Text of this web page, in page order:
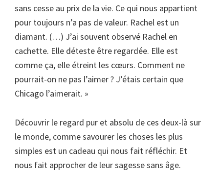
sans cesse au prix de la vie. Ce qui nous appartient
pour toujours n’a pas de valeur. Rachel est un
diamant. (…) J’ai souvent observé Rachel en
cachette. Elle déteste être regardée. Elle est
comme ça, elle étreint les cœurs. Comment ne
pourrait-on ne pas l’aimer ? J’étais certain que
Chicago l’aimerait. »
Découvrir le regard pur et absolu de ces deux-là sur
le monde, comme savourer les choses les plus
simples est un cadeau qui nous fait réfléchir. Et
nous fait approcher de leur sagesse sans âge.